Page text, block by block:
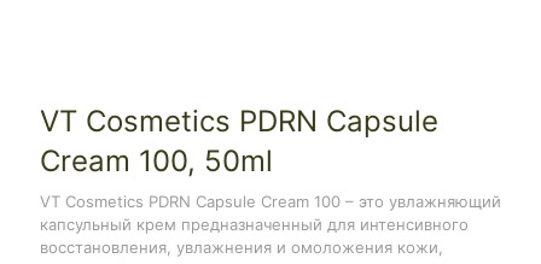
VT Cosmetics PDRN Capsule
Cream 100, 50ml
VT Cosmetics PDRN Capsule Cream 100 – это увлажняющий
капсульный крем предназначенный для интенсивного
восстановления, увлажнения и омоложения кожи,